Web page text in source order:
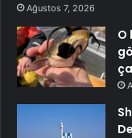
Ağustos 7, 2026
O